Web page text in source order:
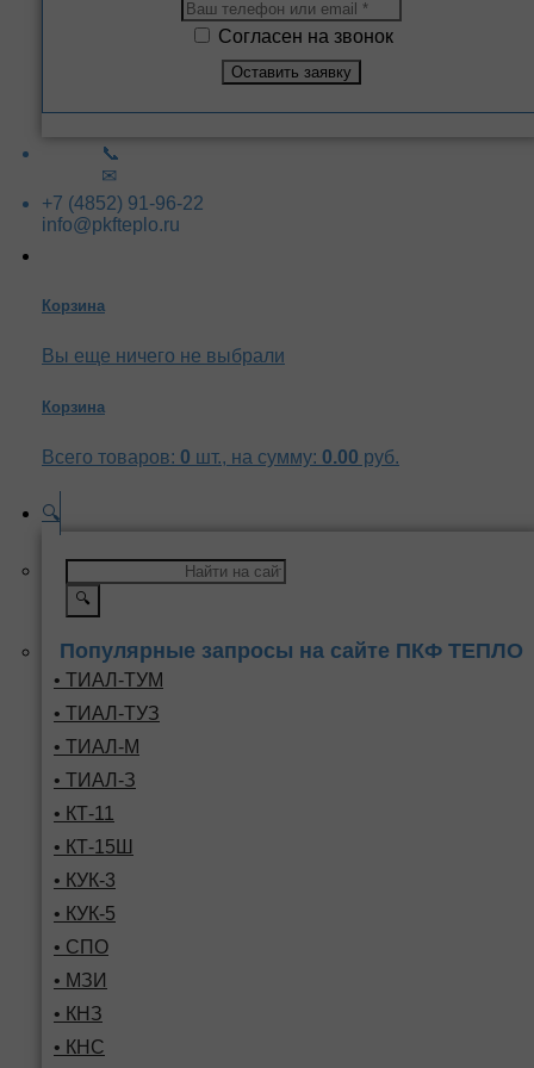
Согласен на звонок
📞
✉
+7 (4852) 91-96-22
info@pkfteplo.ru
Корзина
Вы еще ничего не выбрали
Корзина
Всего товаров: 0 шт., на сумму: 0.00 руб.
🔍
🔍
Популярные запросы на сайте ПКФ ТЕПЛО
• ТИАЛ-ТУМ
• ТИАЛ-ТУЗ
• ТИАЛ-М
• ТИАЛ-З
• КТ-11
• КТ-15Ш
• КУК-3
• КУК-5
• СПО
• МЗИ
• КНЗ
• КНС